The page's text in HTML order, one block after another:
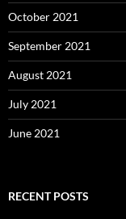
October 2021
September 2021
August 2021
July 2021
June 2021
RECENT POSTS